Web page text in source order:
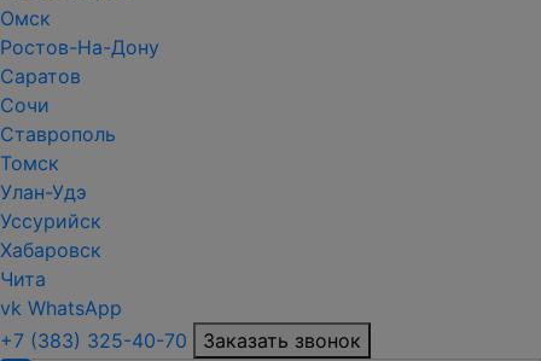
Омск
Ростов-На-Дону
Саратов
Сочи
Ставрополь
Томск
Улан-Удэ
Уссурийск
Хабаровск
Чита
vk WhatsApp
+7 (383) 325-40-70
Заказать звонок